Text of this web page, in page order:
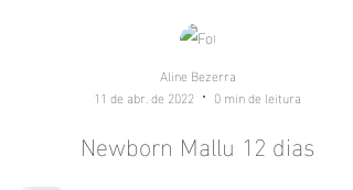
Aline Bezerra